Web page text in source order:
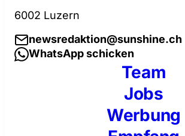
6002 Luzern
newsredaktion@sunshine.ch
WhatsApp schicken
Team
Jobs
Werbung